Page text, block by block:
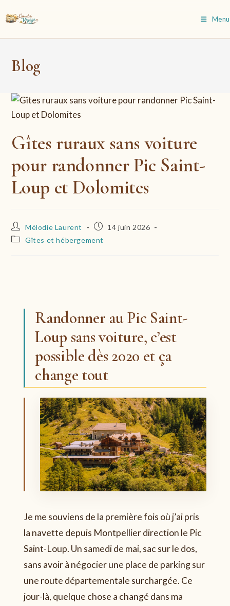
to
Menu
Blog
Gîtes ruraux sans voiture
pour randonner Pic Saint-
Loup et Dolomites
Auteur/autrice
de
Mélodie Laurent
Publication
14 juin 2026
PostGîtes et hébergement
Randonner au Pic Saint-
Loup sans voiture, c’est
possible dès 2020 et ça
change tout
Je me souviens de la première fois où j’ai pris
la navette depuis Montpellier direction le Pic
Saint-Loup. Un samedi de mai, sac sur le dos,
sans avoir à négocier une place de parking sur
une route départementale surchargée. Ce
jour-là, quelque chose a changé dans ma